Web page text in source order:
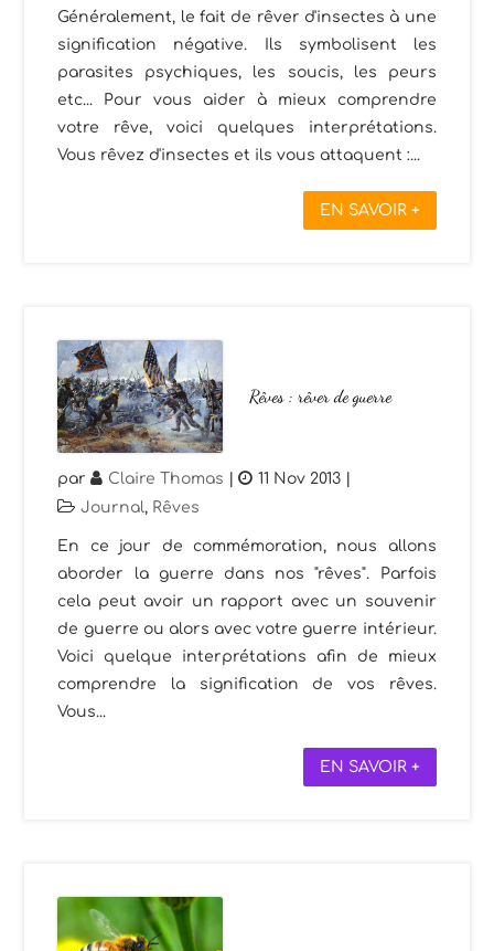
Généralement, le fait de rêver d'insectes à une
signification négative. Ils symbolisent les
parasites psychiques, les soucis, les peurs
etc... Pour vous aider à mieux comprendre
votre rêve, voici quelques interprétations.
Vous rêvez d'insectes et ils vous attaquent :...
EN SAVOIR +
Rêves : rêver de guerre
par Claire Thomas | 11 Nov 2013 |
Journal, Rêves
En ce jour de commémoration, nous allons
aborder la guerre dans nos "rêves". Parfois
cela peut avoir un rapport avec un souvenir
de guerre ou alors avec votre guerre intérieur.
Voici quelque interprétations afin de mieux
comprendre la signification de vos rêves.
Vous...
EN SAVOIR +